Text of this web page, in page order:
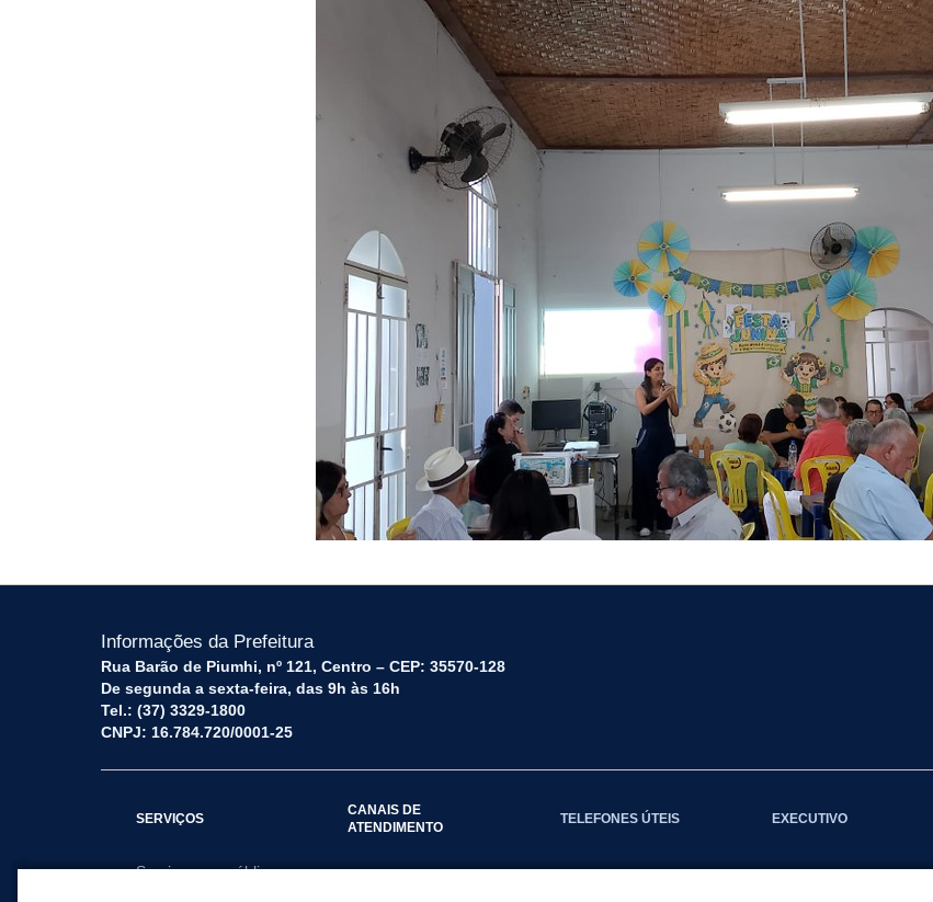
Informações da Prefeitura
Rua Barão de Piumhi, nº 121, Centro – CEP: 35570-128
De segunda a sexta-feira, das 9h às 16h
Tel.: (37) 3329-1800
CNPJ: 16.784.720/0001-25
SERVIÇOS
Serviços por público
CANAIS DE
ATENDIMENTO
TELEFONES ÚTEIS EXECUTIVO